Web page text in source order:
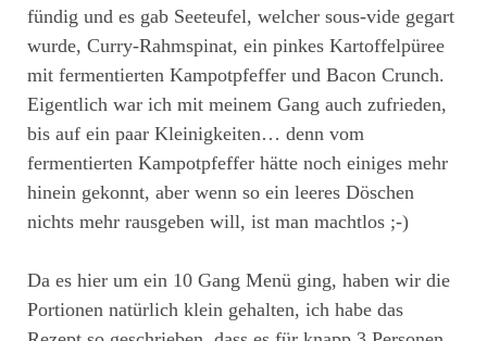
fündig und es gab Seeteufel, welcher sous-vide gegart
wurde, Curry-Rahmspinat, ein pinkes Kartoffelpüree
mit fermentierten Kampotpfeffer und Bacon Crunch.
Eigentlich war ich mit meinem Gang auch zufrieden,
bis auf ein paar Kleinigkeiten… denn vom
fermentierten Kampotpfeffer hätte noch einiges mehr
hinein gekonnt, aber wenn so ein leeres Döschen
nichts mehr rausgeben will, ist man machtlos ;-)
Da es hier um ein 10 Gang Menü ging, haben wir die
Portionen natürlich klein gehalten, ich habe das